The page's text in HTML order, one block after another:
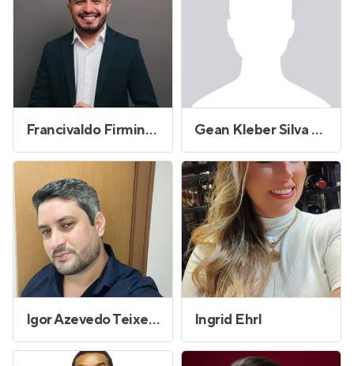
Francivaldo Firmino da Silva Gean Kleber Silva Cavalcanti
Igor Azevedo Teixeira Ingrid Ehrl